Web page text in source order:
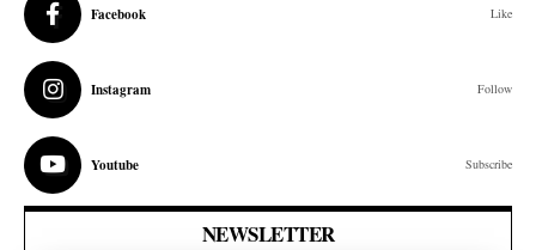
Facebook Like
Instagram Follow
Youtube Subscribe
NEWSLETTER